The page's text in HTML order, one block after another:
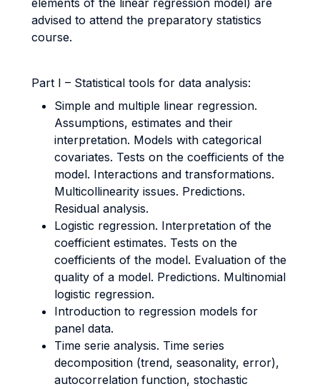
elements of the linear regression model) are
advised to attend the preparatory statistics
course.
Part I – Statistical tools for data analysis:
Simple and multiple linear regression.
Assumptions, estimates and their
interpretation. Models with categorical
covariates. Tests on the coefficients of the
model. Interactions and transformations.
Multicollinearity issues. Predictions.
Residual analysis.
Logistic regression. Interpretation of the
coefficient estimates. Tests on the
coefficients of the model. Evaluation of the
quality of a model. Predictions. Multinomial
logistic regression.
Introduction to regression models for
panel data.
Time serie analysis. Time series
decomposition (trend, seasonality, error),
autocorrelation function, stochastic